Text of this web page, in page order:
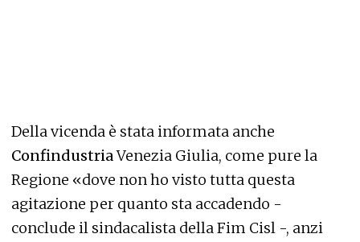
Della vicenda è stata informata anche
ConfindustriaVenezia Giulia, come pure la
Regione «dove non ho visto tutta questa
agitazione per quanto sta accadendo -
conclude il sindacalista della Fim Cisl -, anzi